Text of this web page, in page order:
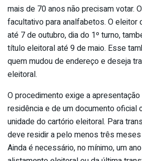
mais de 70 anos não precisam votar.
facultativo para analfabetos. O eleitor
até 7 de outubro, dia do 1º turno,
título eleitoral até 9 de maio. Esse
quem mudou de endereço e deseja
eleitoral.
O procedimento exige a
residência e de um documento oficial
unidade do cartório eleitoral. Para
deve residir a pelo menos três meses
Ainda é necessário, no mínimo, um